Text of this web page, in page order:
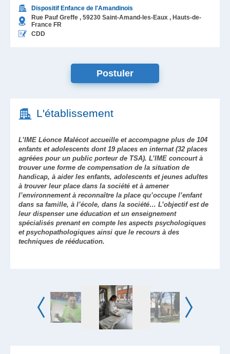
Dispositif Enfance de l'Amandinois
Rue Pauf Greffe , 59230 Saint-Amand-les-Eaux , Hauts-de-
France FR
CDD
Postuler
L'établissement
L’IME Léonce Malécot accueille et accompagne plus de 104
enfants et adolescents dont 19 places en internat (32 places
agréées pour un public porteur de TSA). L’IME concourt à
trouver une forme de compensation de la situation de
handicap, à aider les enfants, adolescents et jeunes adultes
à trouver leur place dans la société et à amener
l’environnement à reconnaître la place qu’occupe l’enfant
dans sa famille, à l’école, dans la société… L’objectif est de
leur dispenser une éducation et un enseignement
spécialisés prenant en compte les aspects psychologiques
et psychopathologiques ainsi que le recours à des
techniques de rééducation.